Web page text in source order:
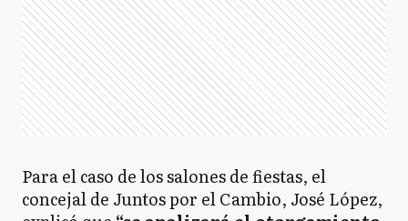
Para el caso de los salones de fiestas, el
concejal de Juntos por el Cambio, José López,